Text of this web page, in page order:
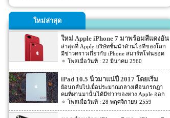
ใหม่ล่าสุด
ใหม่ Apple iPhone 7 มาพร้อมสีแดงอัน
ร้อนแรง
ล่าสุดที่ Apple บริษัทชั้นนำด้านไอทีของโลก
มีข่าวคราวเกี่ยวกับ iPhone สมาร์ทโฟนยอด
ฮิตในประเทศไทยและทั่วโลก และในช่วงที่
อาจจะพลาดโอกาสได้สัมผัสเทคโนโลยีอัน
ทันสมัยในคราวนั้น แต่ก็ถือว่า เป็นความโชค
ดีที่คุณกำลังจะได้สัมผัสกับ iPhone 7 ที่มา
พร้อมการออกแบบสีของบอดี้ด้วยสีแดงอัน
ร้อนแรง เร้าใจแบบสุดๆ ทำให้สาวกของ
Apple กระเป๋าสั่นกันเลยทีเดียว การออกแบบ
22 มีนาคม 2560
iPad 10.5 นิ้วมาแน่ปี 2017 โดยเริ่ม
ผลิตเดือนหน้า
ย้อนกลับไปเมื่อประมาณกลางเดือนกรกฏา
คมที่ผ่านมานั้นได้มีข่าวของทาง Apple ออก
มา โดยรายละเอียดในตอนนั้นระบุว่าในปี
ทั้งข่าวยังได้ระบุว่า สำหรับหน้าจอแบบ
28 พฤศจิกายน 2559